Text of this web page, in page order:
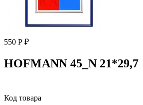
550 Р ₽
HOFMANN 45_N 21*29,7
Код товара